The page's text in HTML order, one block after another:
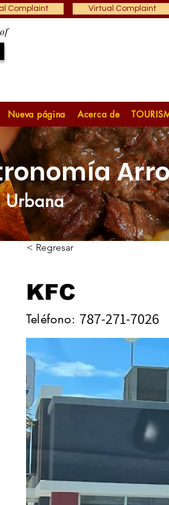
Complaint Virtual Complaint
Nueva página Acerca de
Urbana
< Regresar
787-271-7026
KFC
Teléfono: